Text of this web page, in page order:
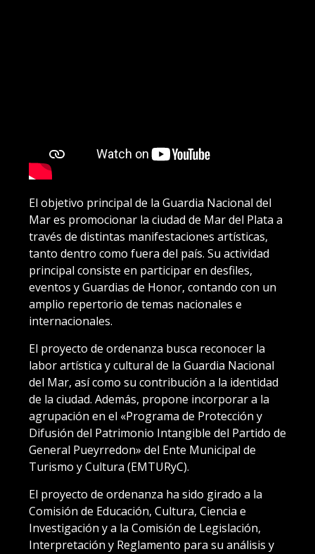
El objetivo principal de la Guardia Nacional del
Mar es promocionar la ciudad de Mar del Plata a
través de distintas manifestaciones artísticas,
tanto dentro como fuera del país. Su actividad
principal consiste en participar en desfiles,
eventos y Guardias de Honor, contando con un
amplio repertorio de temas nacionales e
internacionales.
El proyecto de ordenanza busca reconocer la
labor artística y cultural de la Guardia Nacional
del Mar, así como su contribución a la identidad
de la ciudad. Además, propone incorporar a la
agrupación en el «Programa de Protección y
Difusión del Patrimonio Intangible del Partido de
General Pueyrredon» del Ente Municipal de
Turismo y Cultura (EMTURyC).
El proyecto de ordenanza ha sido girado a la
Comisión de Educación, Cultura, Ciencia e
Investigación y a la Comisión de Legislación,
Interpretación y Reglamento para su análisis y